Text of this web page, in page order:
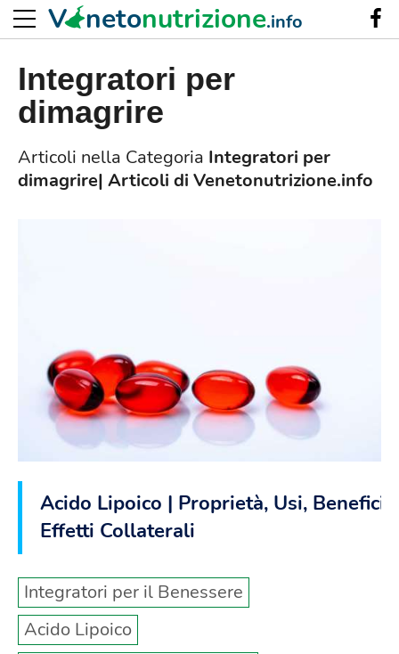
Integratori per
dimagrire
Articoli nella Categoria Integratori per
dimagrire| Articoli di Venetonutrizione.info
Acido Lipoico | Proprietà, Usi, Benefici |
Effetti Collaterali
Integratori per il Benessere
Acido Lipoico
V netonutrizione.info